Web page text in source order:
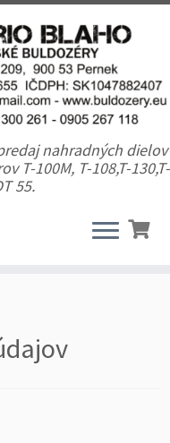
nahradných dielov
T-100M, T-108,T-130,T-
55.